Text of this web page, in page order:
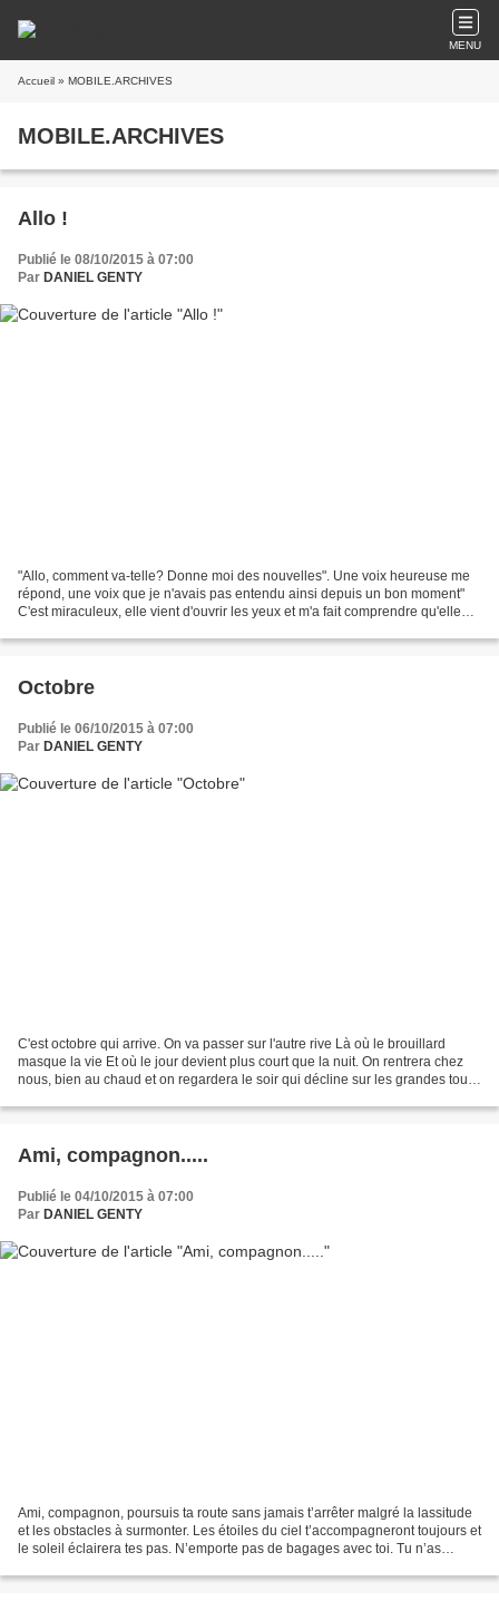
MENU
Accueil » MOBILE.ARCHIVES
MOBILE.ARCHIVES
Allo !
Publié le 08/10/2015 à 07:00
Par DANIEL GENTY
"Allo, comment va-telle? Donne moi des nouvelles". Une voix heureuse me
répond, une voix que je n'avais pas entendu ainsi depuis un bon moment"
C'est miraculeux, elle vient d'ouvrir les yeux et m'a fait comprendre qu'elle
Octobre
Publié le 06/10/2015 à 07:00
Par DANIEL GENTY
C'est octobre qui arrive. On va passer sur l'autre rive Là où le brouillard
masque la vie Et où le jour devient plus court que la nuit. On rentrera chez
nous, bien au chaud et on regardera le soir qui décline sur les grandes tours
Ami, compagnon.....
Publié le 04/10/2015 à 07:00
Par DANIEL GENTY
Ami, compagnon, poursuis ta route sans jamais t’arrêter malgré la lassitude
et les obstacles à surmonter. Les étoiles du ciel t’accompagneront toujours et
le soleil éclairera tes pas. N’emporte pas de bagages avec toi. Tu n’as